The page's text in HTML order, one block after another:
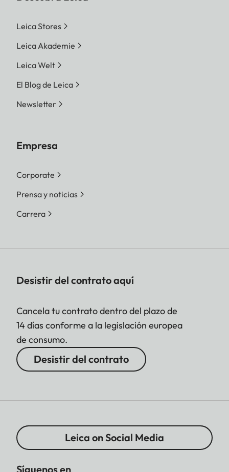
Leica Stores
Leica Akademie
Leica Welt
El Blog de Leica
Newsletter
Empresa
Corporate
Prensa y noticias
Carrera
Desistir del contrato aquí
Cancela tu contrato dentro del plazo de
14 días conforme a la legislación europea
de consumo.
Desistir del contrato
Leica on Social Media
Síguenos en